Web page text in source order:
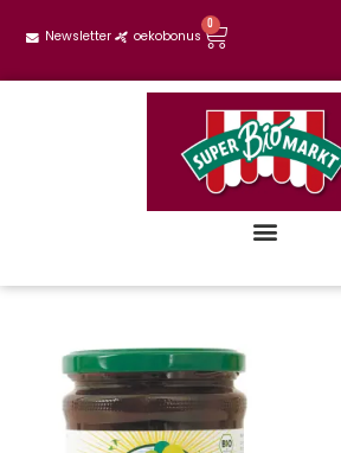
Newsletter oekobonus
0